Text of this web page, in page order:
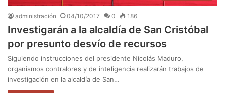
administración 04/10/2017 0 186
Investigarán a la alcaldía de San Cristóbal
por presunto desvío de recursos
Siguiendo instrucciones del presidente Nicolás Maduro,
organismos contralores y de inteligencia realizarán trabajos de
investigación en la alcaldía de San…